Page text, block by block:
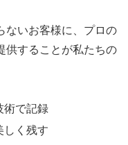
ないお客様に、プロの
供することが私たちの
術で記録
しく残す